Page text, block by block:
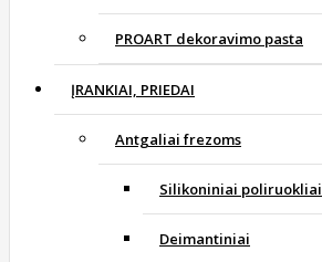
PROART dekoravimo pasta
ĮRANKIAI, PRIEDAI
Antgaliai frezoms
Silikoniniai poliruokliai
Deimantiniai